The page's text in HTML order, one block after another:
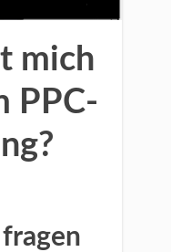
mich
PPC-